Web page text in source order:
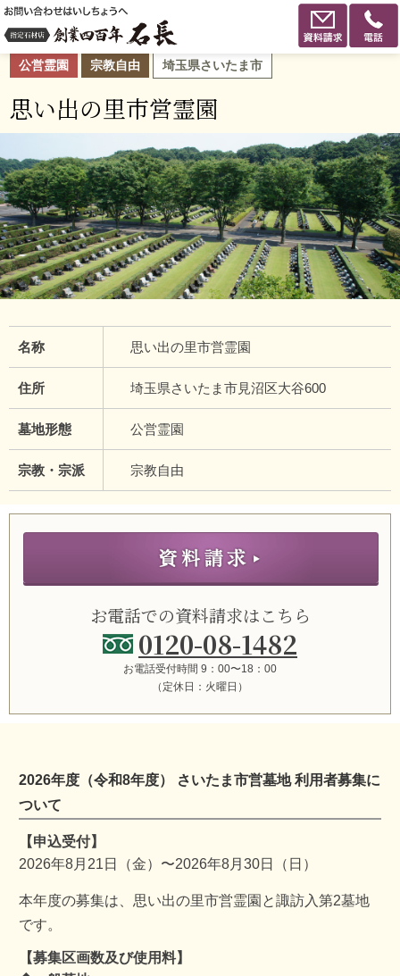
公営霊園 宗教自由 埼玉県さいたま市
思い出の里市営霊園
名称 思い出の里市営霊園
住所 埼玉県さいたま市見沼区大谷600
墓地形態 公営霊園
宗教・宗派 宗教自由
お電話での資料請求はこちら
0120-08-1482
お電話受付時間 9：00〜18：00
（定休日：火曜日）
2026年度（令和8年度） さいたま市営墓地 利用者募集に
ついて
【申込受付】
2026年8月21日（金）〜2026年8月30日（日）
本年度の募集は、思い出の里市営霊園と諏訪入第2墓地
です。
【募集区画数及び使用料】